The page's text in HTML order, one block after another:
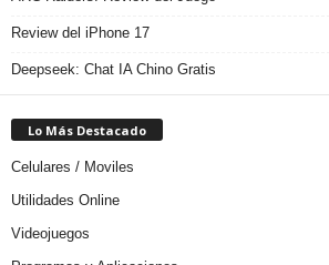
Review del iPhone 17
Deepseek: Chat IA Chino Gratis
Lo Más Destacado
Celulares / Moviles
Utilidades Online
Videojuegos